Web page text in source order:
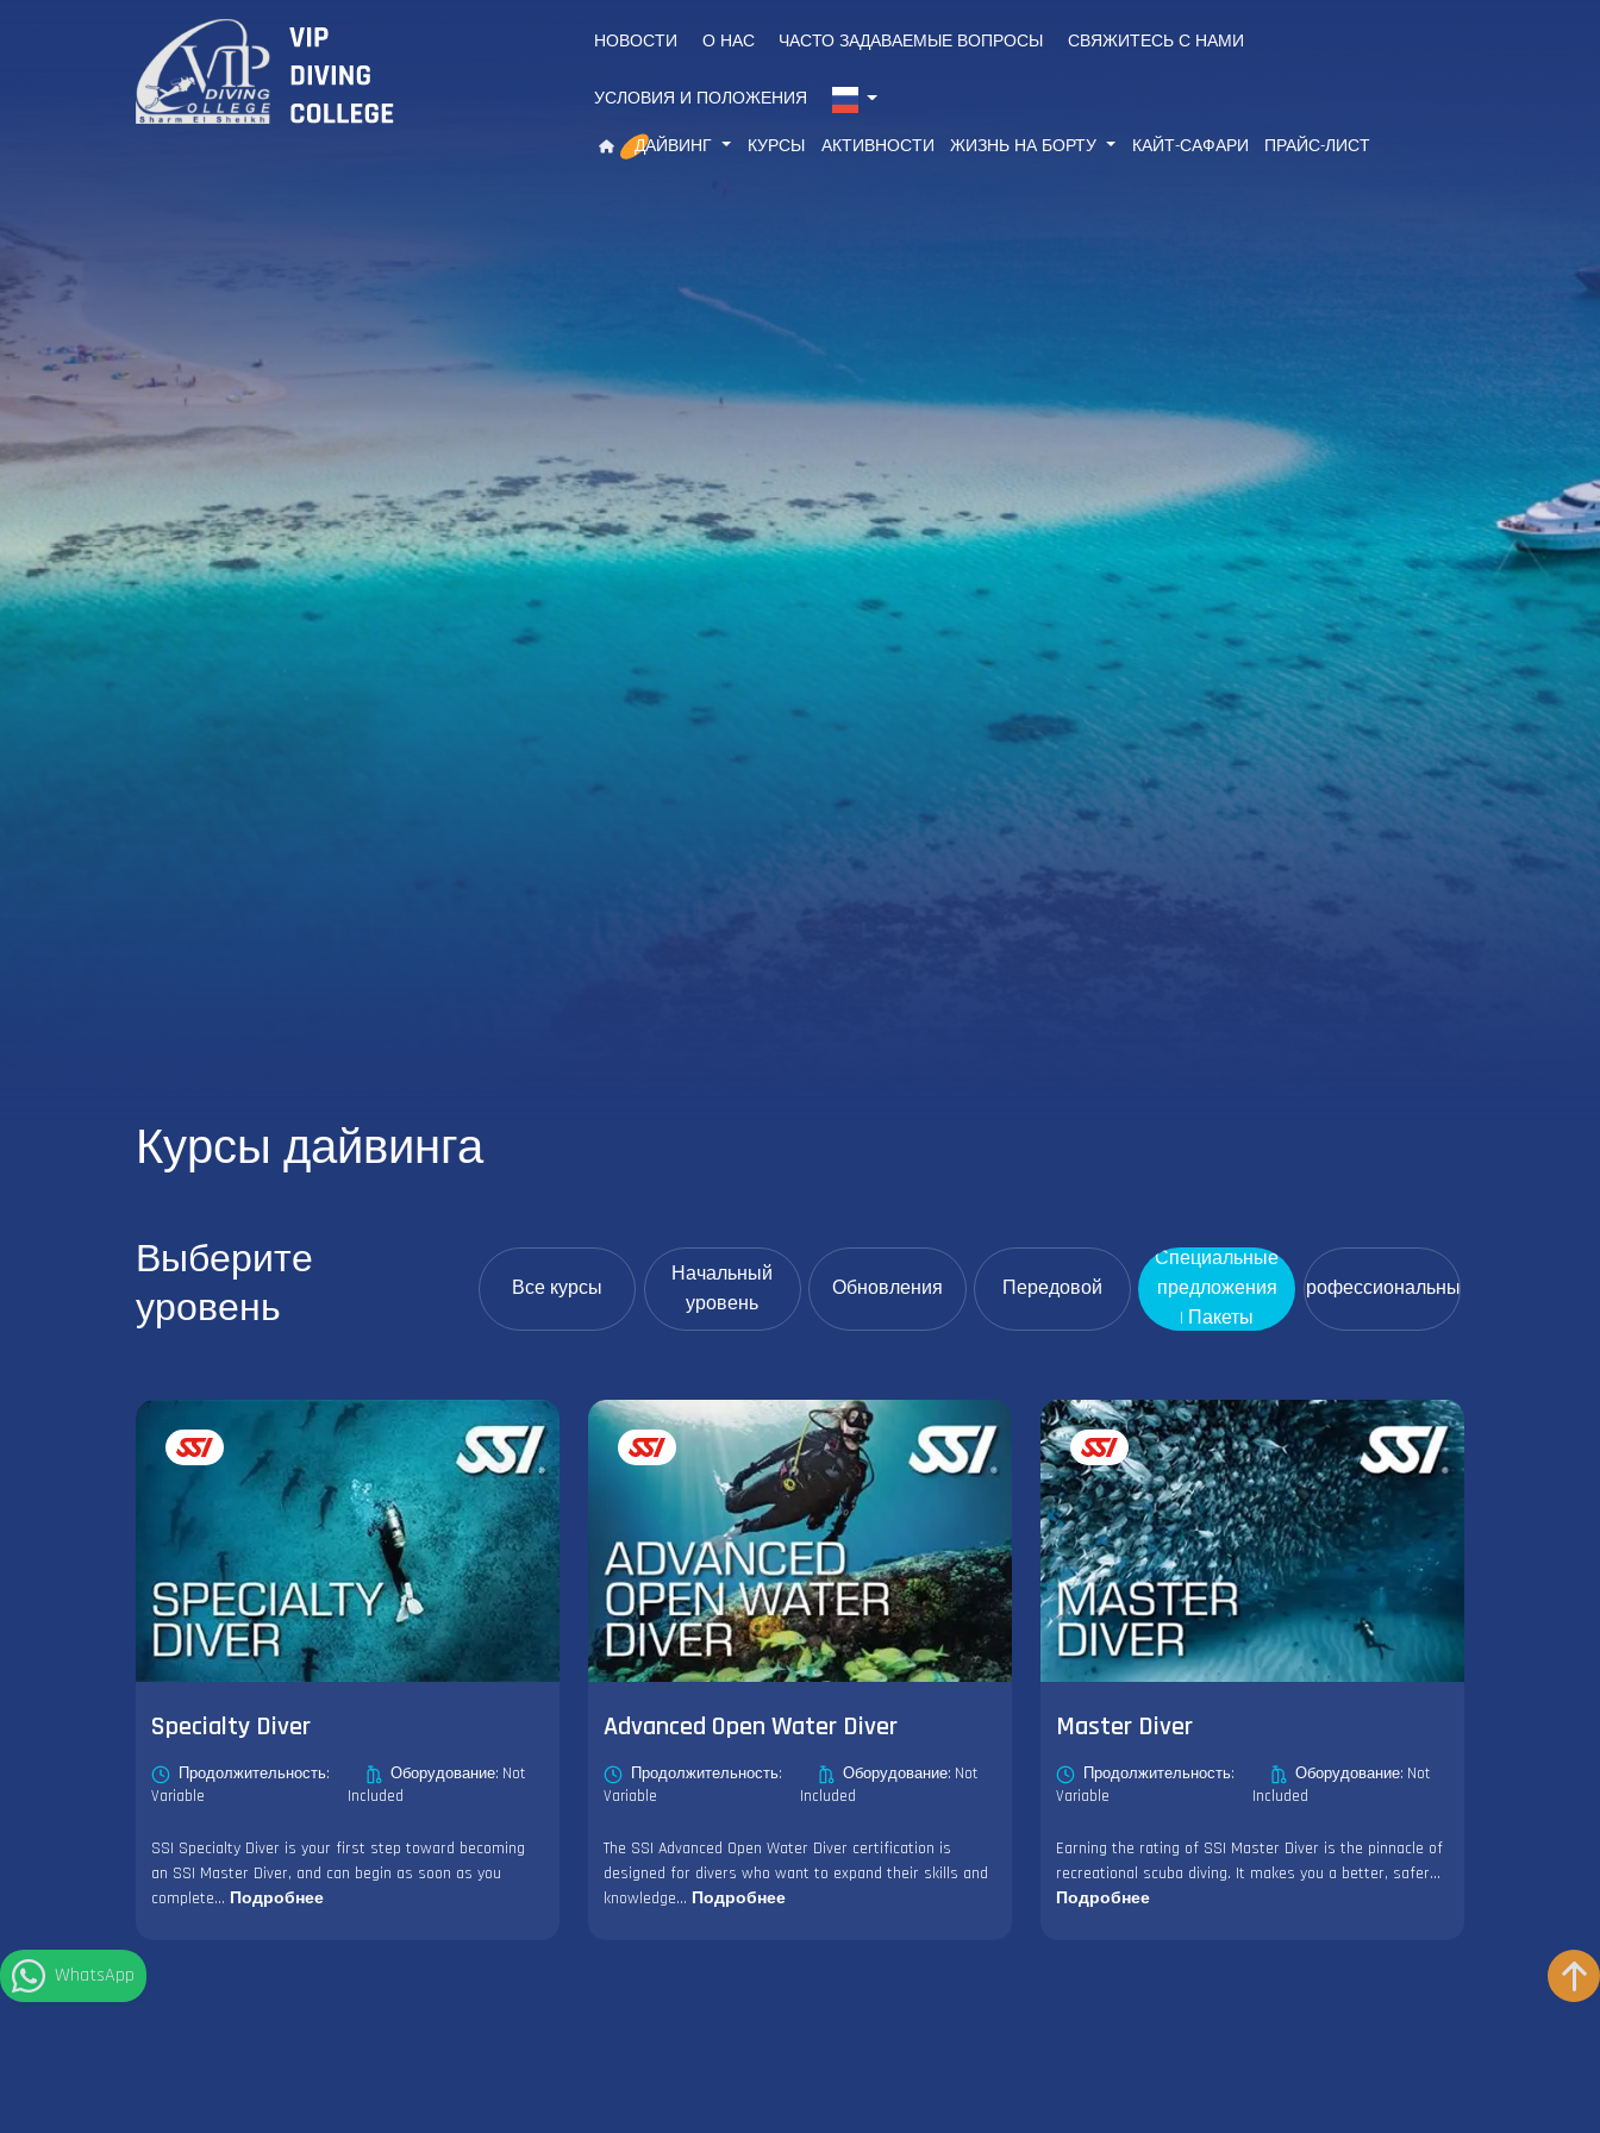
НОВОСТИ О НАС ЧАСТО ЗАДАВАЕМЫЕ ВОПРОСЫ СВЯЖИТЕСЬ С НАМИ
УСЛОВИЯ И ПОЛОЖЕНИЯ
ДАЙВИНГ КУРСЫ АКТИВНОСТИ ЖИЗНЬ НА БОРТУ КАЙТ-САФАРИ ПРАЙС-ЛИСТ
Курсы дайвинга
Выберите
уровень
Все курсы
Начальный
уровень
Обновления Передовой
Специальные
предложения
| Пакеты
Профессиональный
Specialty Diver
Продолжительность:
Variable
Оборудование: Not
Included
SSI Specialty Diver is your first step toward becoming
an SSI Master Diver, and can begin as soon as you
complete... Подробнее
Advanced Open Water Diver
Продолжительность:
Variable
Оборудование: Not
Included
The SSI Advanced Open Water Diver certification is
designed for divers who want to expand their skills and
knowledge... Подробнее
Master Diver
Продолжительность:
Variable
Оборудование: Not
Included
Earning the rating of SSI Master Diver is the pinnacle of
recreational scuba diving. It makes you a better, safer...
Подробнее
WhatsApp